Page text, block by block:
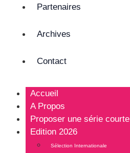
Partenaires
Archives
Contact
Accueil
A Propos
Proposer une série courte
Edition 2026
Sélection Internationale